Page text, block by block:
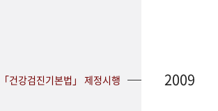
건강검진기본법」 제정시행 2009